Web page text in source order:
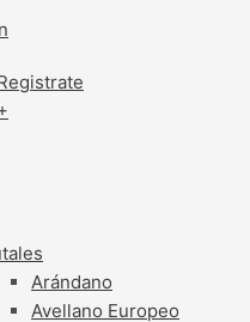
Arándano
Avellano Europeo